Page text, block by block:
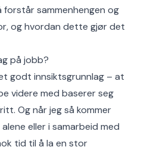
forstår sammenhengen og
og hvordan dette gjør det
på jobb?
godt innsiktsgrunnlag – at
videre med baserer seg
Og når jeg så kommer
eller i samarbeid med
tid til å la en stor